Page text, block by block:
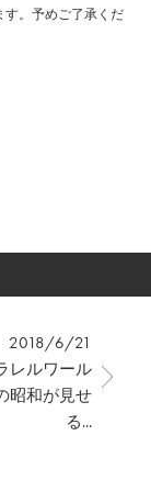
す。予めご了承くだ
2018/6/21
レルワール
昭和が見せ
る...